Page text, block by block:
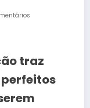
traz